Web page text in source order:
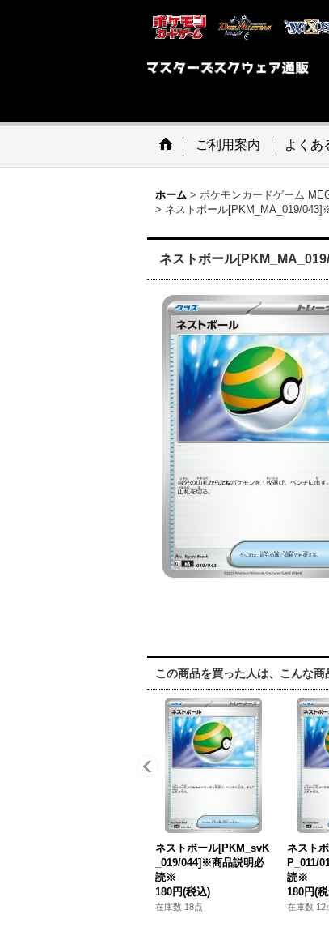
ご利用案内 よくあ
ホーム > ポケモンカードゲーム
> ネストボール[PKM_MA_019/
ネストボール
この商品を買った人は、こんな
ネストボール[PKM_svK
_019/044]※商品説明必
読※
180円(税込)
在庫数 18点
ネスト
P_011/
読※
180円(
在庫数 12